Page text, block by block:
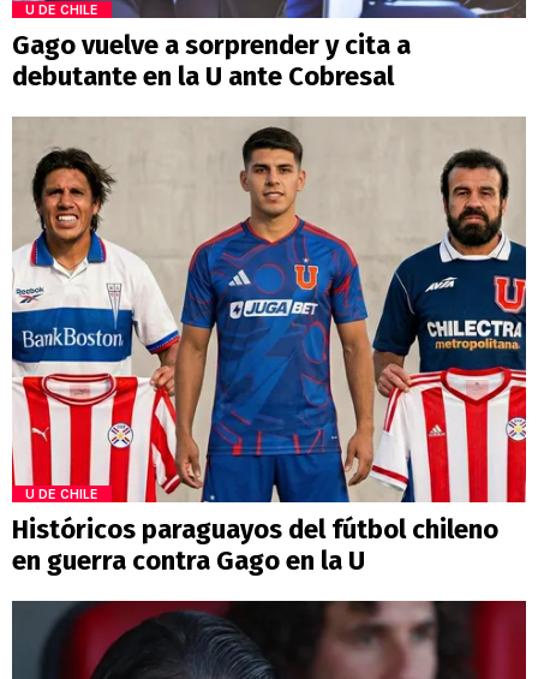
U DE CHILE
Gago vuelve a sorprender y cita a
debutante en la U ante Cobresal
U DE CHILE
Históricos paraguayos del fútbol chileno
en guerra contra Gago en la U